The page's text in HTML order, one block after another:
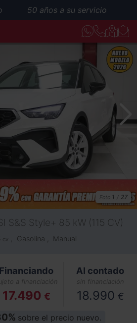
50 años a su servicio
Foto 1 / 27
S&S Style+ 85 kW (115 CV)
cv Gasolina Manual
Financiando
a financiación
17.490 €
Al contado
sin financiación
18.990 €
sobre el precio nuevo.